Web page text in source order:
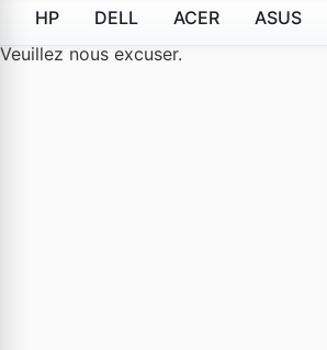
HP DELL ACER ASUS
Le produit #BLD--12232 n'est plus
Veuillez nous excuser.